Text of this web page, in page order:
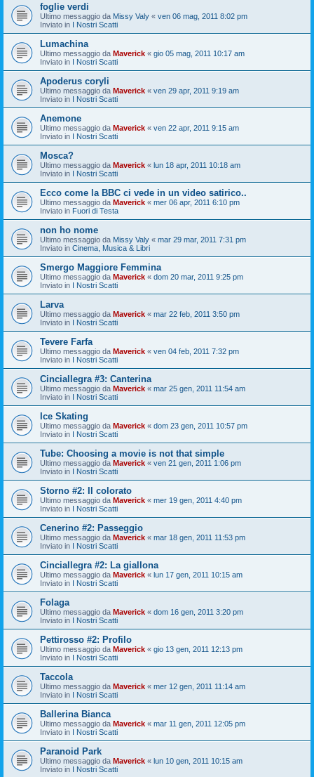
foglie verdi
Ultimo messaggio da Missy Valy « ven 06 mag, 2011 8:02 pm
Inviato in I Nostri Scatti
Lumachina
Ultimo messaggio da Maverick « gio 05 mag, 2011 10:17 am
Inviato in I Nostri Scatti
Apoderus coryli
Ultimo messaggio da Maverick « ven 29 apr, 2011 9:19 am
Inviato in I Nostri Scatti
Anemone
Ultimo messaggio da Maverick « ven 22 apr, 2011 9:15 am
Inviato in I Nostri Scatti
Mosca?
Ultimo messaggio da Maverick « lun 18 apr, 2011 10:18 am
Inviato in I Nostri Scatti
Ecco come la BBC ci vede in un video satirico..
Ultimo messaggio da Maverick « mer 06 apr, 2011 6:10 pm
Inviato in Fuori di Testa
non ho nome
Ultimo messaggio da Missy Valy « mar 29 mar, 2011 7:31 pm
Inviato in Cinema, Musica & Libri
Smergo Maggiore Femmina
Ultimo messaggio da Maverick « dom 20 mar, 2011 9:25 pm
Inviato in I Nostri Scatti
Larva
Ultimo messaggio da Maverick « mar 22 feb, 2011 3:50 pm
Inviato in I Nostri Scatti
Tevere Farfa
Ultimo messaggio da Maverick « ven 04 feb, 2011 7:32 pm
Inviato in I Nostri Scatti
Cinciallegra #3: Canterina
Ultimo messaggio da Maverick « mar 25 gen, 2011 11:54 am
Inviato in I Nostri Scatti
Ice Skating
Ultimo messaggio da Maverick « dom 23 gen, 2011 10:57 pm
Inviato in I Nostri Scatti
Tube: Choosing a movie is not that simple
Ultimo messaggio da Maverick « ven 21 gen, 2011 1:06 pm
Inviato in I Nostri Scatti
Storno #2: Il colorato
Ultimo messaggio da Maverick « mer 19 gen, 2011 4:40 pm
Inviato in I Nostri Scatti
Cenerino #2: Passeggio
Ultimo messaggio da Maverick « mar 18 gen, 2011 11:53 pm
Inviato in I Nostri Scatti
Cinciallegra #2: La giallona
Ultimo messaggio da Maverick « lun 17 gen, 2011 10:15 am
Inviato in I Nostri Scatti
Folaga
Ultimo messaggio da Maverick « dom 16 gen, 2011 3:20 pm
Inviato in I Nostri Scatti
Pettirosso #2: Profilo
Ultimo messaggio da Maverick « gio 13 gen, 2011 12:13 pm
Inviato in I Nostri Scatti
Taccola
Ultimo messaggio da Maverick « mer 12 gen, 2011 11:14 am
Inviato in I Nostri Scatti
Ballerina Bianca
Ultimo messaggio da Maverick « mar 11 gen, 2011 12:05 pm
Inviato in I Nostri Scatti
Paranoid Park
Ultimo messaggio da Maverick « lun 10 gen, 2011 10:15 am
Inviato in I Nostri Scatti